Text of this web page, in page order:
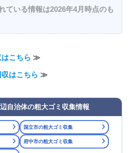
ている情報は2026年4月時点のも
こちら ≫
はこちら ≫
自治体の粗大ゴミ収集情報
› 国立市の粗大ゴミ収集 ›
› 府中市の粗大ゴミ収集 ›